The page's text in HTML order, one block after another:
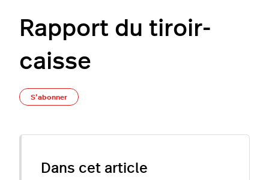
Rapport du tiroir-
caisse
S’abonner
Dans cet article